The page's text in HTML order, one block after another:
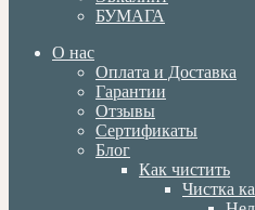
БУМАГА
О нас
Оплата и Доставка
Гарантии
Отзывы
Сертификаты
Блог
Как чистить
Чистка